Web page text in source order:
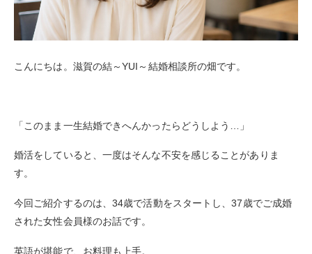
こんにちは。滋賀の結～YUI～結婚相談所の畑です。
「このまま一生結婚できへんかったらどうしよう…」
婚活をしていると、一度はそんな不安を感じることがありま
す。
今回ご紹介するのは、34歳で活動をスタートし、37歳でご成婚
された女性会員様のお話です。
英語が堪能で、お料理も上手。